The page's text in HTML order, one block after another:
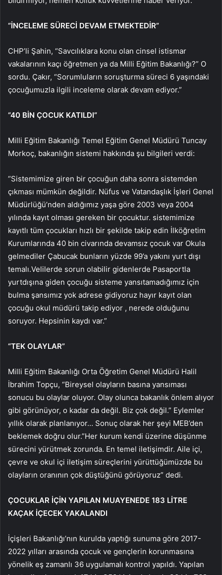
“İNCELEME SÜRECİ DEVAM ETMEKTEDİR”
CHP’li Şahin, “Savcılıklara konu olan cinsel istismar
vakalarının kaçı öğretmen ya da Milli Eğitim Bakanlığı?” O
sordu. Çakır, “Sorumluların soruşturma süreci 6 yaşındaki
çocuğumuzla ilgili inceleme olarak devam ediyor.”
“40 BİN ÇOCUK KATILDI”
Milli Eğitim Bakanlığı Temel Eğitim Genel Müdürü Tuncay
Morkoç, bakanlığın sistemi hakkında şu bilgileri verdi:
“Sistemimize giren bir çocuğun daha sonra sistemden
çıkması mümkün değildir. Nüfus ve Vatandaşlık İşleri Genel
Müdürlüğü’nden aldığımız yaşa göre 2003 veya 2004
yılında kayıt olması gereken bir çocuktur. sistemimize
kayıtlı tüm çocukları hızlı bir şekilde takip edin İlköğretim
Kurumlarında 40 bin civarında devamsız çocuk var Okula
gelmediler Çabucak bunların yüzde 99’a yakını yurt dışı
temalı.Velilerde sorun olabilir gidenlerde Pasaportla
yurtdışına giden çocuğu sisteme yansıtamadığımız için
bulma şansımız yok adrese gidiyoruz hayır kayıt olan
çocuğu okul müdürü takip ediyor , nerede olduğunu
soruyor. Hepsinin kaydı var.”
“TEK OLAYLAR”
Milli Eğitim Bakanlığı Orta Öğretim Genel Müdürü Halil
İbrahim Topçu, “Bireysel olayların basına yansıması
sonucu bu olaylar oluyor. Olay olunca bakanlık önlem alıyor
gibi görünüyor, o kadar da değil. Biz çok değil.” Eylemler
yıllık olarak planlanıyor… Sonuç olarak her şeyi MEB’den
beklemek doğru olur.”Her kurum kendi üzerine düşünme
sürecini yürütmek zorunda. En temel iletişimdir. Aile içi,
çevre ve okul içi iletişim süreçlerini yürüttüğümüzde bu
olayların oranının çok düştüğünü görüyoruz” dedi.
ÇOCUKLAR İÇİN YAPILAN MUAYENEDE 183 LİTRE
KAÇAK İÇECEK YAKALANDI
İçişleri Bakanlığı’nın kurulda yaptığı sunuma göre 2017-
2022 yılları arasında çocuk ve gençlerin korunmasına
yönelik eş zamanlı 36 uygulamalı kontrol yapıldı. Yapılan